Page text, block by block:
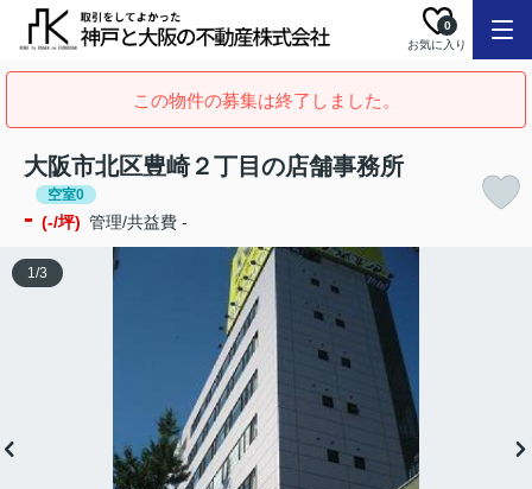
お気に入り
0
この物件の募集は終了しました。
大阪市北区豊崎２丁目の店舗事務所
空室0
- (-/坪) 管理/共益費 -
1/3